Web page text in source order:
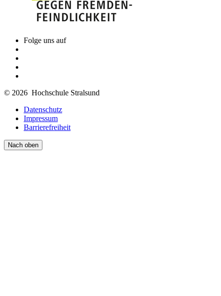
Folge uns auf
© 2026 Hochschule Stralsund
Datenschutz
Impressum
Barrierefreiheit
Nach oben